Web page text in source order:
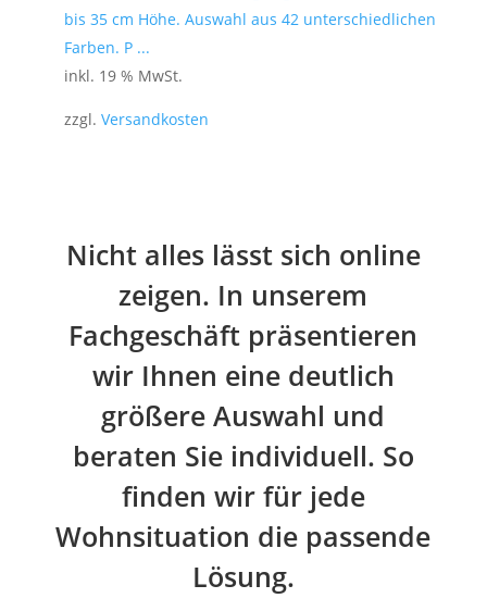
bis 35 cm Höhe. Auswahl aus 42 unterschiedlichen
Farben. P ...
inkl. 19 % MwSt.
zzgl. Versandkosten
Nicht alles lässt sich online
zeigen. In unserem
Fachgeschäft präsentieren
wir Ihnen eine deutlich
größere Auswahl und
beraten Sie individuell. So
finden wir für jede
Wohnsituation die passende
Lösung.